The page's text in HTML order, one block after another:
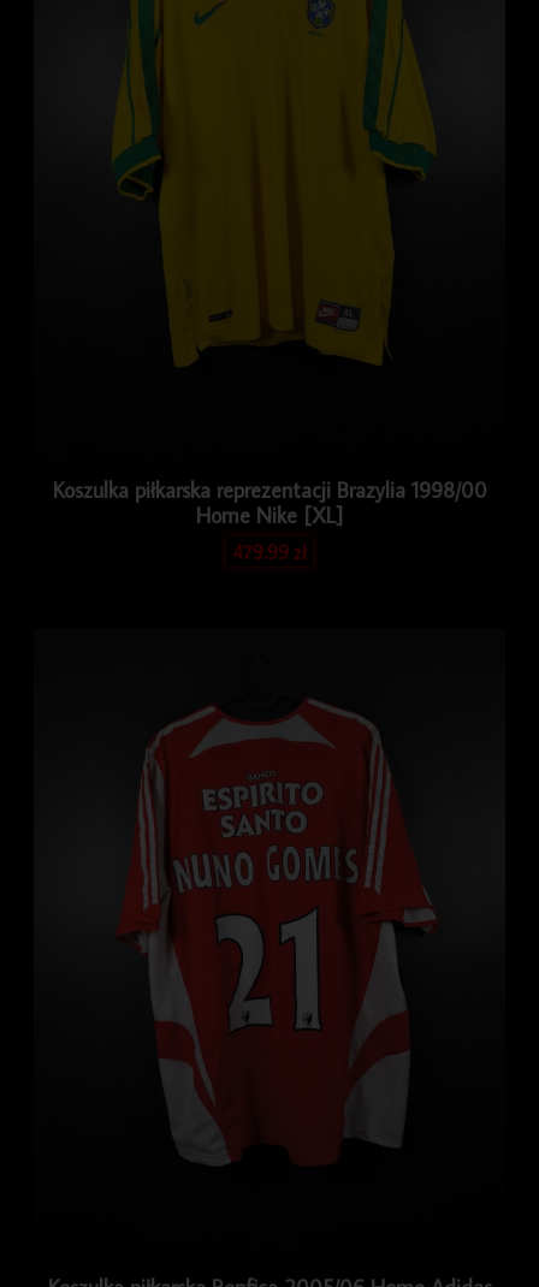
Koszulka piłkarska reprezentacji Brazylia 1998/00
Home Nike [XL]
479.99zł